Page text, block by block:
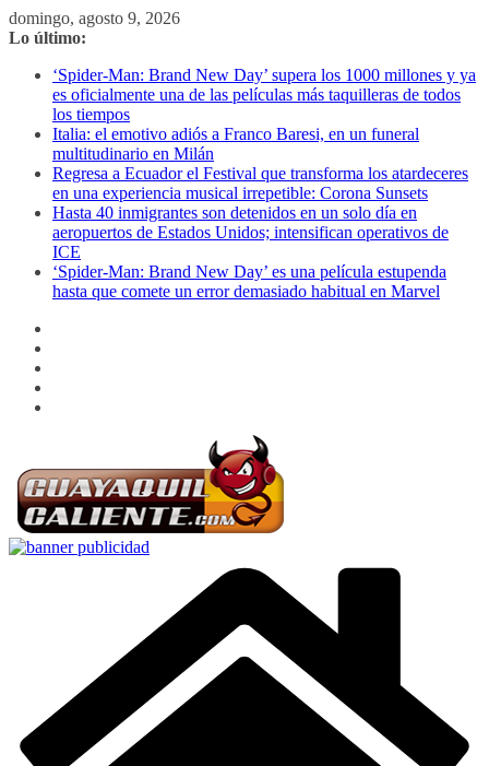
Saltar
al
domingo, agosto 9, 2026
Lo último:
‘Spider-Man: Brand New Day’ supera los 1000 millones y ya
es oficialmente una de las películas más taquilleras de todos
los tiempos
Italia: el emotivo adiós a Franco Baresi, en un funeral
multitudinario en Milán
Regresa a Ecuador el Festival que transforma los atardeceres
en una experiencia musical irrepetible: Corona Sunsets
Hasta 40 inmigrantes son detenidos en un solo día en
aeropuertos de Estados Unidos; intensifican operativos de
ICE
‘Spider-Man: Brand New Day’ es una película estupenda
hasta que comete un error demasiado habitual en Marvel